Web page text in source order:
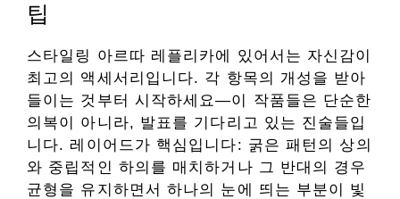
팁
스타일링 아르따 레플리카에 있어서는 자신감이
최고의 액세서리입니다. 각 항목의 개성을 받아
들이는 것부터 시작하세요—이 작품들은 단순한
의복이 아니라, 발표를 기다리고 있는 진술들입
니다. 레이어드가 핵심입니다: 굵은 패턴의 상의
와 중립적인 하의를 매치하거나 그 반대의 경우
균형을 유지하면서 하나의 눈에 띄는 부분이 빛